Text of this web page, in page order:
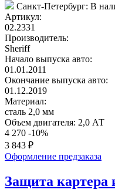
Санкт-Петербург: В
Артикул:
02.2331
Производитель:
Sheriff
Начало выпуска авто:
01.01.2011
Окончание выпуска авто:
01.12.2019
Материал:
сталь 2,0 мм
Объем двигателя: 2,0 АТ
4 270 -10%
3 843 ₽
Оформление предзаказа
Защита